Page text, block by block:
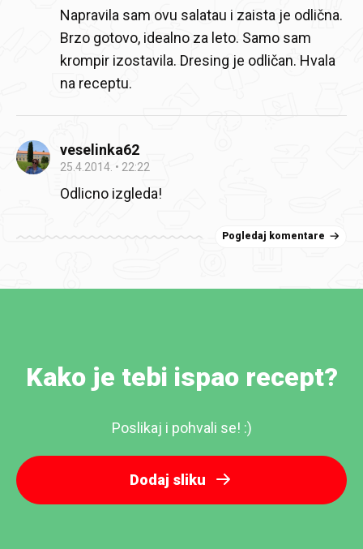
Napravila sam ovu salatau i zaista je odlična.
Brzo gotovo, idealno za leto. Samo sam
krompir izostavila. Dresing je odličan. Hvala
na receptu.
veselinka62
25.4.2014. 22:22
Odlicno izgleda!
Pogledaj komentare
Kako je tebi ispao recept?
Poslikaj i pohvali se! :)
Dodaj sliku